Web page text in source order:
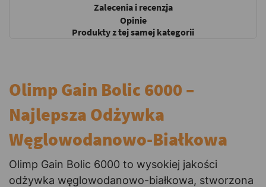
Zalecenia i recenzja
Opinie
Produkty z tej samej kategorii
Olimp Gain Bolic 6000 –
Najlepsza Odżywka
Węglowodanowo-Białkowa
Olimp Gain Bolic 6000 to wysokiej jakości
odżywka węglowodanowo-białkowa, stworzona